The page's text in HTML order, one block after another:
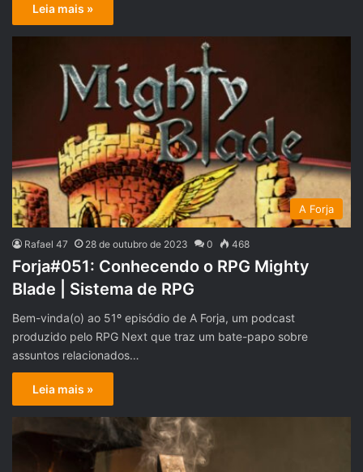
Leia mais »
A Forja
Rafael 47 28 de outubro de 2023 0 468
Forja#051: Conhecendo o RPG Mighty
Blade | Sistema de RPG
Bem-vinda(o) ao 51º episódio de A Forja, um podcast
produzido pelo RPG Next que traz um bate-papo sobre
assuntos relacionados…
Leia mais »